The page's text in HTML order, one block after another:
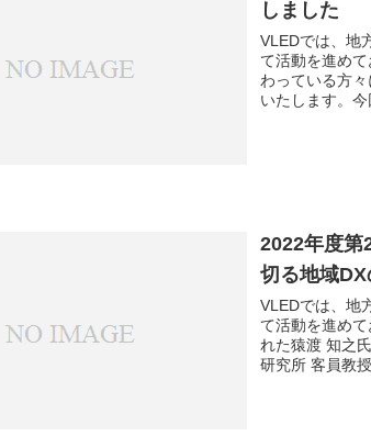
しました
VLEDでは、地
て活動を進め
わっている方
いたします。今
2022年度第
切る地域
VLEDでは、地
て活動を進め
れた猿渡 知之
研究所 客員教授